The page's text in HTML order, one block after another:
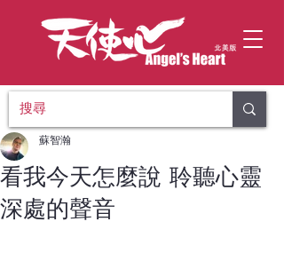
看我今天怎麼說 聆聽心靈
深處的聲音
蘇智瀚